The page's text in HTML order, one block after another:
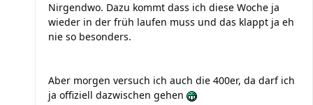
Nirgendwo. Dazu kommt dass ich diese Woche ja
wieder in der früh laufen muss und das klappt ja eh
nie so besonders.
Aber morgen versuch ich auch die 400er, da darf ich
ja offiziell dazwischen gehen